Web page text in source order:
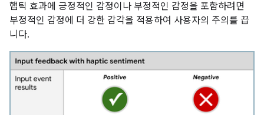
햅틱 효과에 긍정적인 감정이나 부정적인 감정을 포함하려면
부정적인 감정에 더 강한 감각을 적용하여 사용자의 주의를 끕
니다.